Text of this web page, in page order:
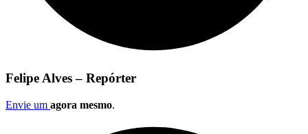
Felipe Alves – Repórter
Envie um agora mesmo.